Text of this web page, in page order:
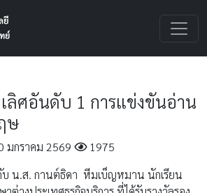
ลิศอันดับ 1 การแข่งขันอ่าน
ษ
มกราคม 2569
1975
น.ส. กานต์ธิดา หีมเบ็ญหมาน นักเรียน